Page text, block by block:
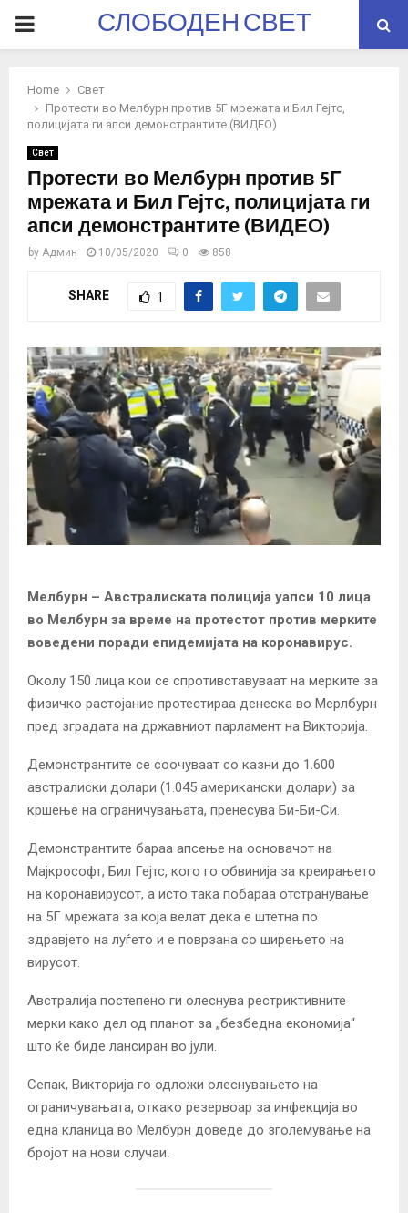
PRIMARYСЛОБОДЕН СВЕТ
Home
Свет
Протести во Мелбурн против 5Г мрежата и Бил Гејтс,
полицијата ги апси демонстрантите (ВИДЕО)
Свет
Протести во Мелбурн против 5Г
мрежата и Бил Гејтс, полицијата ги
апси демонстрантите (ВИДЕО)
by Админ 10/05/2020 0 858
SHARE 1
Мелбурн – Австралиската полиција уапси 10 лица
во Мелбурн за време на протестот против мерките
воведени поради епидемијата на коронавирус.
Околу 150 лица кои се спротивставуваат на мерките за
физичко растојание протестираа денеска во Мерлбурн
пред зградата на државниот парламент на Викторија.
Демонстрантите се соочуваат со казни до 1.600
австралиски долари (1.045 американски долари) за
кршење на ограничувањата, пренесува Би-Би-Си.
Демонстрантите бараа апсење на основачот на
Мајкрософт, Бил Гејтс, кого го обвинија за креирањето
на коронавирусот, а исто така побараа отстранување
на 5Г мрежата за која велат дека е штетна по
здравјето на луѓето и е поврзана со ширењето на
вирусот.
Австралија постепено ги олеснува рестриктивните
мерки како дел од планот за „безбедна економија“
што ќе биде лансиран во јули.
Сепак, Викторија го одложи олеснувањето на
ограничувањата, откако резервоар за инфекција во
една кланица во Мелбурн доведе до зголемување на
бројот на нови случаи.